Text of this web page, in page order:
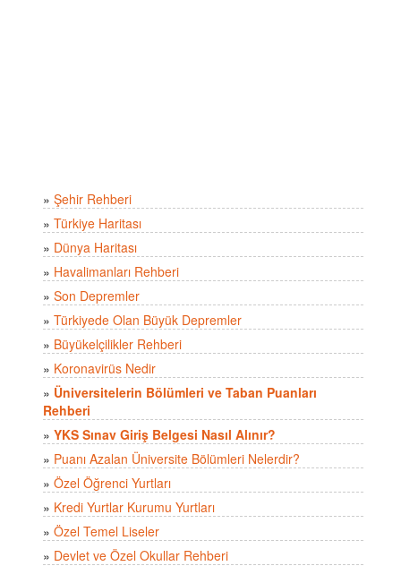
» Şehir Rehberi
» Türkiye Haritası
» Dünya Haritası
» Havalimanları Rehberi
» Son Depremler
» Türkiyede Olan Büyük Depremler
» Büyükelçilikler Rehberi
» Koronavirüs Nedir
» Üniversitelerin Bölümleri ve Taban Puanları
Rehberi
» YKS Sınav Giriş Belgesi Nasıl Alınır?
» Puanı Azalan Üniversite Bölümleri Nelerdir?
» Özel Öğrenci Yurtları
» Kredi Yurtlar Kurumu Yurtları
» Özel Temel Liseler
» Devlet ve Özel Okullar Rehberi